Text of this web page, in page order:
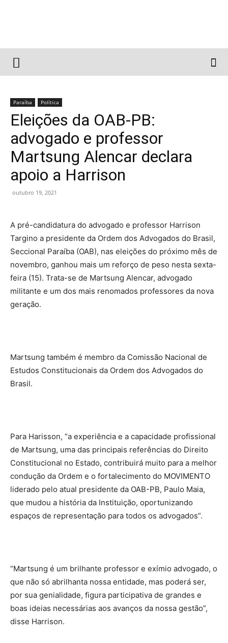
Paraíba Política
Eleições da OAB-PB:
advogado e professor
Martsung Alencar declara
apoio a Harrison
outubro 19, 2021
A pré-candidatura do advogado e professor Harrison
Targino a presidente da Ordem dos Advogados do Brasil,
Seccional Paraíba (OAB), nas eleições do próximo mês de
novembro, ganhou mais um reforço de peso nesta sexta-
feira (15). Trata-se de Martsung Alencar, advogado
militante e um dos mais renomados professores da nova
geração.
Martsung também é membro da Comissão Nacional de
Estudos Constitucionais da Ordem dos Advogados do
Brasil.
Para Harisson, “a experiência e a capacidade profissional
de Martsung, uma das principais referências do Direito
Constitucional no Estado, contribuirá muito para a melhor
condução da Ordem e o fortalecimento do MOVIMENTO
liderado pelo atual presidente da OAB-PB, Paulo Maia,
que mudou a história da Instituição, oportunizando
espaços de representação para todos os advogados”.
“Martsung é um brilhante professor e exímio advogado, o
que não só abrilhanta nossa entidade, mas poderá ser,
por sua genialidade, figura participativa de grandes e
boas ideias necessárias aos avanços da nossa gestão”,
disse Harrison.